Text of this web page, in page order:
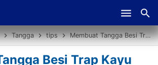
Tangga tips Membuat Tangga Besi Trap Kayu Untuk Rumah Minimalis
Besi Trap Kayu